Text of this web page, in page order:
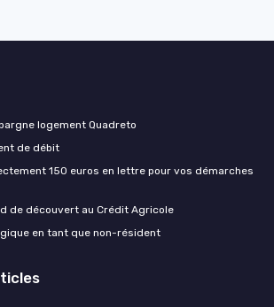
logement Quadreto
de débit
150 euros en lettre pour vos démarches
de découvert au Crédit Agricole
en tant que non-résident